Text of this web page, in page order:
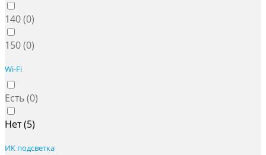
140 (0)
150 (0)
Wi-Fi
Есть (0)
Нет (5)
ИК подсветка